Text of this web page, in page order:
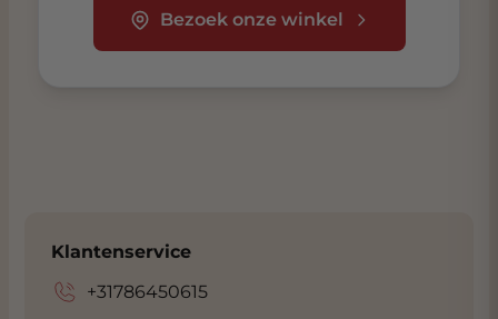
Bezoek onze winkel
Klantenservice
+31786450615